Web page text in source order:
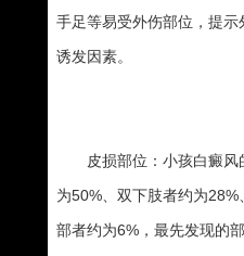
手足等易受外伤部位，提
诱发因素。
皮损部位：小孩白癜风
为50%、双下肢者约为
部者约为6%，最先发现的